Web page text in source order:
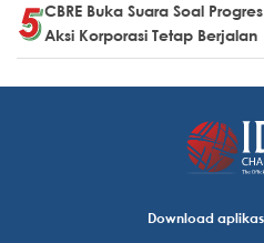
CBRE Buka Suara Soal
Aksi Korporasi Tetap Berjalan
Download